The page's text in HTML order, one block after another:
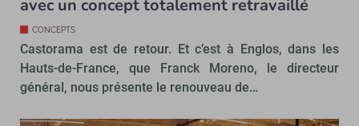
avec un concept totalement retravaillé
CONCEPTS
Castorama est de retour. Et c’est à Englos, dans les
Hauts-de-France, que Franck Moreno, le directeur
général, nous présente le renouveau de…